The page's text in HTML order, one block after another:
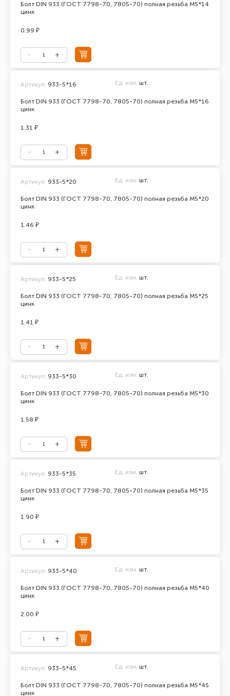
Болт DIN 933 (ГОСТ 7798-70, 7805-70) полная резьба М5*14
цинк
0.99 ₽
Болт DIN 933 (ГОСТ 7798-70, 7805-70) полная резьба М5*16
цинк
Артикул: 933-5*16 Ед. изм. шт.
1.31 ₽
Болт DIN 933 (ГОСТ 7798-70, 7805-70) полная резьба М5*20
цинк
Артикул: 933-5*20 Ед. изм. шт.
1.46 ₽
Болт DIN 933 (ГОСТ 7798-70, 7805-70) полная резьба М5*25
цинк
Артикул: 933-5*25 Ед. изм. шт.
1.41 ₽
Болт DIN 933 (ГОСТ 7798-70, 7805-70) полная резьба М5*30
цинк
Артикул: 933-5*30 Ед. изм. шт.
1.58 ₽
Болт DIN 933 (ГОСТ 7798-70, 7805-70) полная резьба М5*35
цинк
Артикул: 933-5*35 Ед. изм. шт.
1.90 ₽
Болт DIN 933 (ГОСТ 7798-70, 7805-70) полная резьба М5*40
цинк
Артикул: 933-5*40 Ед. изм. шт.
2.00 ₽
Болт DIN 933 (ГОСТ 7798-70, 7805-70) полная резьба М5*45
цинк
Артикул: 933-5*45 Ед. изм. шт.